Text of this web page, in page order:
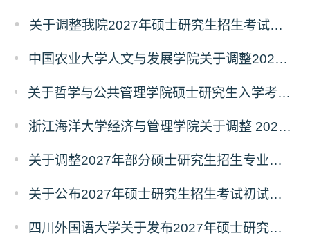
关于调整我院2027年硕士研究生招生考试科目及参考书的通知
中国农业大学人文与发展学院关于调整2027年硕士研究生招生考试初试科目的通知
关于哲学与公共管理学院硕士研究生入学考试（初试） 考试科目及参考书目变更的通知（二）
浙江海洋大学经济与管理学院关于调整 2027年硕士研究生招生考试初试科目的公告
关于调整2027年部分硕士研究生招生专业初试考试科目的公告（持续更新中）
关于公布2027年硕士研究生招生考试初试自命题科目考试大纲的通知
四川外国语大学关于发布2027年硕士研究生招生考试自命题科目大纲的公告